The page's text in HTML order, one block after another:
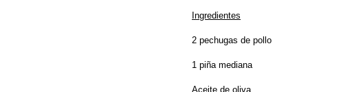
Ingredientes
2 pechugas de pollo
1 piña mediana
Aceite de oliva